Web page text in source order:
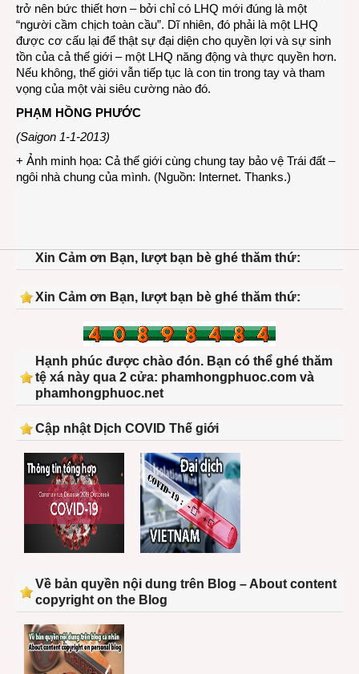
trở nên bức thiết hơn – bởi chỉ có LHQ mới đúng là một
“người cầm chịch toàn cầu”. Dĩ nhiên, đó phải là một LHQ
được cơ cấu lại để thật sự đại diện cho quyền lợi và sự sinh
tồn của cả thế giới – một LHQ năng động và thực quyền hơn.
Nếu không, thế giới vẫn tiếp tục là con tin trong tay và tham
vọng của một vài siêu cường nào đó.
PHẠM HỒNG PHƯỚC
(Saigon 1-1-2013)
+ Ảnh minh họa: Cả thế giới cùng chung tay bảo vệ Trái đất –
ngôi nhà chung của mình. (Nguồn: Internet. Thanks.)
Xin Cảm ơn Bạn, lượt bạn bè ghé thăm thứ:
Xin Cảm ơn Bạn, lượt bạn bè ghé thăm thứ:
Hạnh phúc được chào đón. Bạn có thể ghé thăm
tệ xá này qua 2 cửa: phamhongphuoc.com và
phamhongphuoc.net
Cập nhật Dịch COVID Thế giới
Về bản quyền nội dung trên Blog – About content
copyright on the Blog